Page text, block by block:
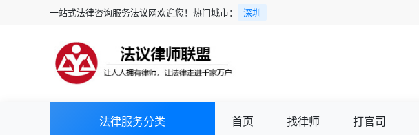
一站式法律咨询服务法议网欢迎您！热门城市： 深圳
法律服务分类 首页 找律师 打官司